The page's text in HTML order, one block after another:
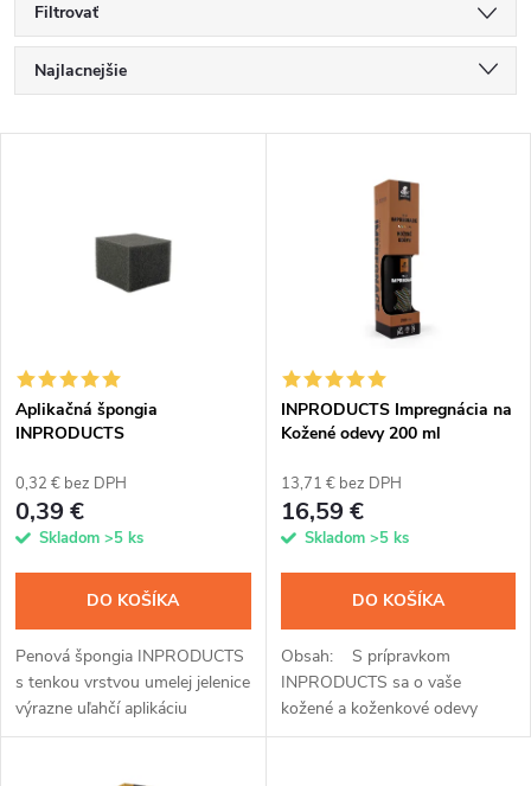
Filtrovať
R
a
i
e
p
r
d
u
Najlacnejšie
s
p
r
o
d
u
k
Aplikačná špongia
INPRODUCTS
0,32 € bez DPH
0,39 €
Skladom >5 ks
DO KOŠÍKA
Penová špongia INPRODUCTS
s tenkou vrstvou umelej jelenice
výrazne uľahčí aplikáciu
všetkých impregnácií.
INPRODUCTS Impregnácia na
Kožené odevy 200 ml
13,71 € bez DPH
16,59 €
Skladom >5 ks
DO KOŠÍKA
Obsah: S prípravkom
INPRODUCTS sa o vaše
kožené a koženkové odevy
perfektne postaráte. Vďaka